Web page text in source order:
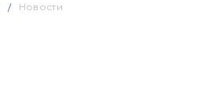
Новости